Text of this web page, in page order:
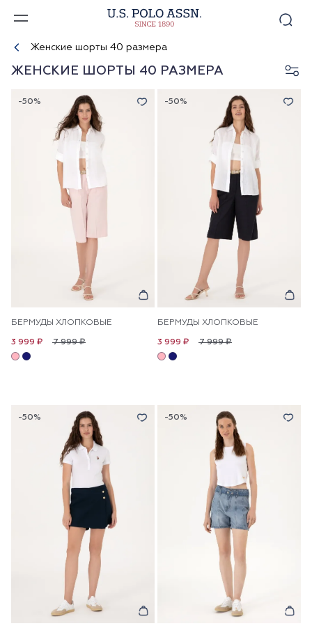
Женские шорты 40 размера
ЖЕНСКИЕ ШОРТЫ 40 РАЗМЕРА
-50%
БЕРМУДЫ ХЛОПКОВЫЕ
7 999 ₽
3 999 ₽
-50%
БЕРМУДЫ ХЛОПКОВЫЕ
7 999 ₽
3 999 ₽
-50% -50%